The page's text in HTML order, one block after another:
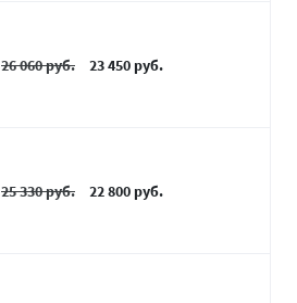
26 060 руб. 23 450 руб.
25 330 руб. 22 800 руб.